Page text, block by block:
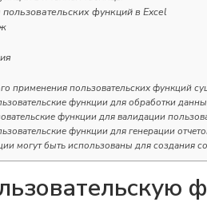
функций в Excel
применения пользовательских функций
функции для обработки
функции для валидации
функции для генерации
могут быть использованы для создания